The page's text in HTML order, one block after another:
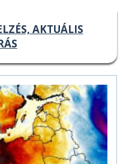
AKTUÁLIS